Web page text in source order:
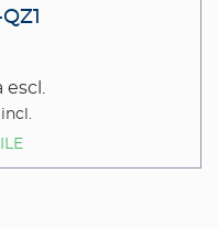
escl.
incl.